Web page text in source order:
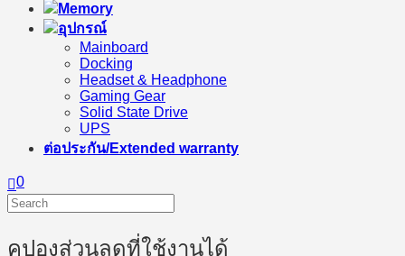
Memory
อุปกรณ์
Mainboard
Docking
Headset & Headphone
Gaming Gear
Solid State Drive
UPS
ต่อประกัน/Extended warranty
0
คูปองส่วนลดที่ใช้งานได้